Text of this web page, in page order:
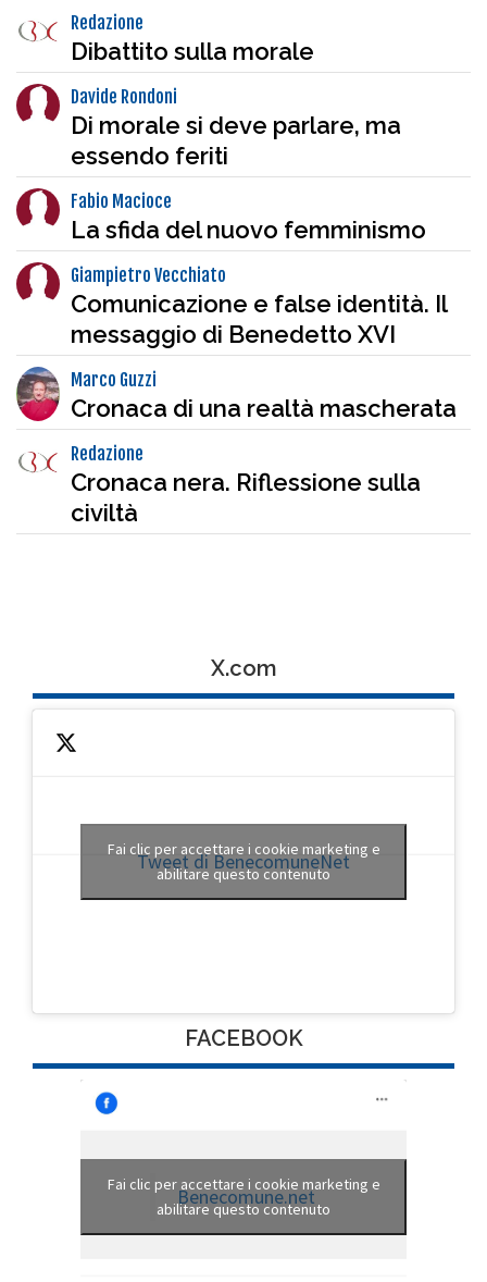
Redazione
Dibattito sulla morale
Davide Rondoni
Di morale si deve parlare, ma
essendo feriti
Fabio Macioce
La sfida del nuovo femminismo
Giampietro Vecchiato
Comunicazione e false identità. Il
messaggio di Benedetto XVI
Marco Guzzi
Cronaca di una realtà mascherata
Redazione
Cronaca nera. Riflessione sulla
civiltà
X.com
Tweet di BenecomuneNet
Fai clic per accettare i cookie marketing e
abilitare questo contenuto
FACEBOOK
Benecomune.net
Fai clic per accettare i cookie marketing e
abilitare questo contenuto